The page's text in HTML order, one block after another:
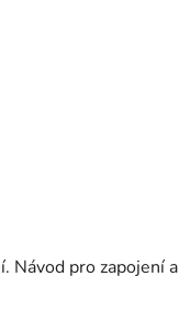
Návod pro zapojení a